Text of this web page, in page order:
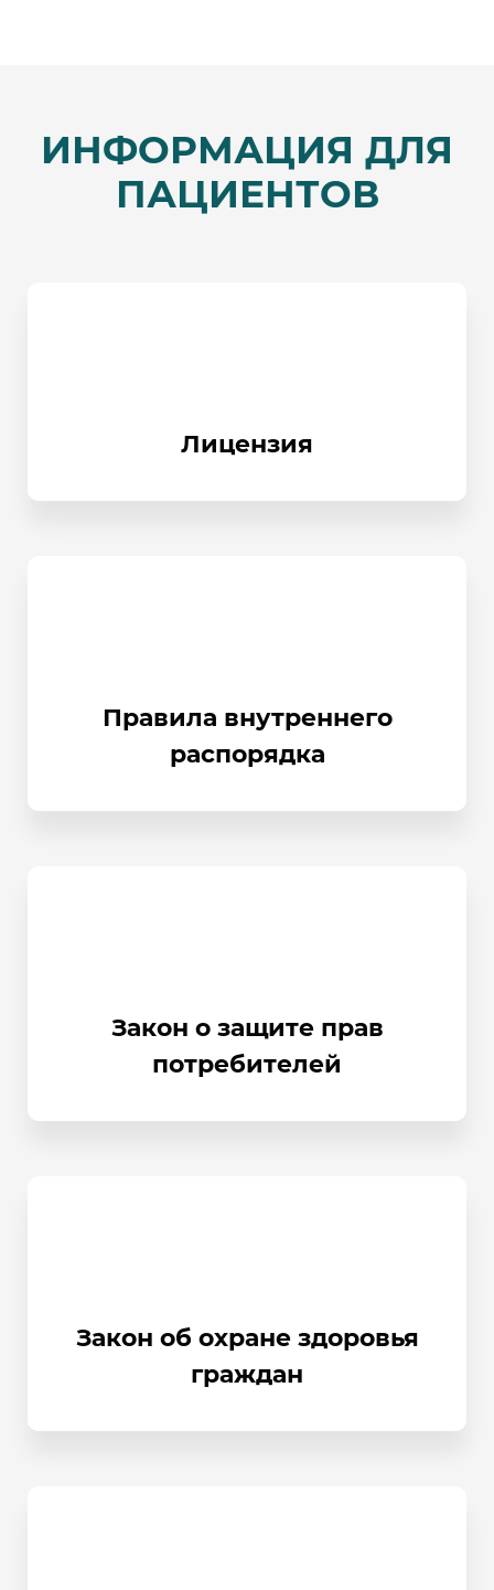
ИНФОРМАЦИЯ ДЛЯ
ПАЦИЕНТОВ
Лицензия
Правила внутреннего
распорядка
Закон о защите прав
потребителей
Закон об охране здоровья
граждан